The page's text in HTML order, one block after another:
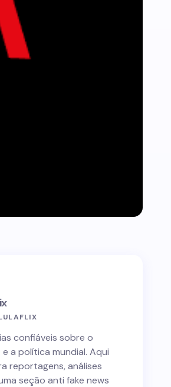
confiáveis sobre o
a política mundial. Aqui
reportagens, análises
seção anti fake news